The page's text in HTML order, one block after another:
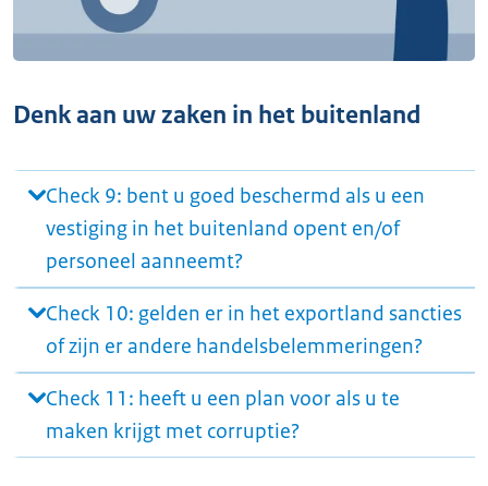
Denk aan uw zaken in het buitenland
Check 9: bent u goed beschermd als u een
vestiging in het buitenland opent en/of
personeel aanneemt?
Check 10: gelden er in het exportland sancties
of zijn er andere handelsbelemmeringen?
Check 11: heeft u een plan voor als u te
maken krijgt met corruptie?